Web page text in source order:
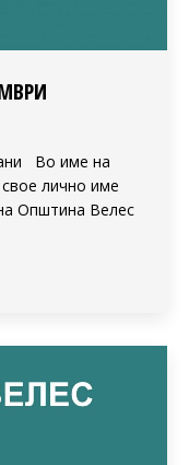
Во име на
лично име
Општина Велес